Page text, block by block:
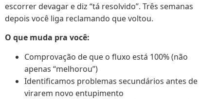
escorrer devagar e diz “tá resolvido”. Três semanas
depois você liga reclamando que voltou.
O que muda pra você:
Comprovação de que o fluxo está 100% (não
apenas “melhorou”)
Identificamos problemas secundários antes de
virarem novo entupimento